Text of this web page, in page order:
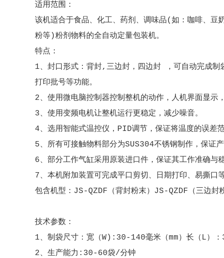
适用范围：
该机适合于食品、化工、药剂、调味品(如：咖啡、豆
粉等)粉剂物料的全自动定量包装机。
特点：
1、封口形式：背封,三边封，四边封 ，可自动完成制
打印批号等功能。
2、使用微电脑控制器控制整机的动作，人机界面显示
3、使用变频电机让整机运行更稳定，减少噪音。
4、选用智能式温控仪，PID调节，保证将温度的误差
5、所有可接触物料部分为SUS304不锈钢制作，保证产
6、部分工作气缸采用原装进口件，保证其工作准确与稳
7、本机附加装置可完成平口剪切、日期打印、易撕口等
包含机型：JS-QZDF（背封粉末）JS-QZDF（三边封
技术参数：
1、制袋尺寸：宽（W):30-140毫米（mm）长（L）
2、生产能力:30-60袋/分钟